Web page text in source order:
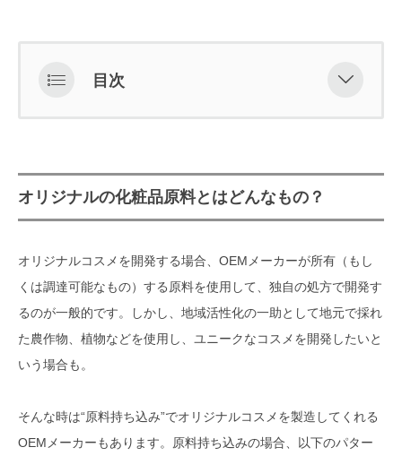
目次
オリジナルの化粧品原料とはどんな
きるオリジナル原料の事例
に成功！プロテオグリカン（あお
もりPG）
サステナブル原料として開発
原料持ち込みOK！ストーリー性の
オリジナルの化粧品原料とはどんなもの？
オリジナルコスメを開発する場合、OEMメーカーが所有（もし
くは調達可能なもの）する原料を使用して、独自の処方で開発す
るのが一般的です。しかし、地域活性化の一助として地元で採れ
た農作物、植物などを使用し、ユニークなコスメを開発したいと
いう場合も。
そんな時は“原料持ち込み”でオリジナルコスメを製造してくれる
OEMメーカーもあります。原料持ち込みの場合、以下のパター